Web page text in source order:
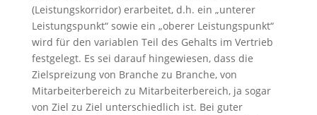
(Leistungskorridor) erarbeitet, d.h. ein „unterer
Leistungspunkt“ sowie ein „oberer Leistungspunkt“
wird für den variablen Teil des Gehalts im Vertrieb
festgelegt. Es sei darauf hingewiesen, dass die
Zielspreizung von Branche zu Branche, von
Mitarbeiterbereich zu Mitarbeiterbereich, ja sogar
von Ziel zu Ziel unterschiedlich ist. Bei guter